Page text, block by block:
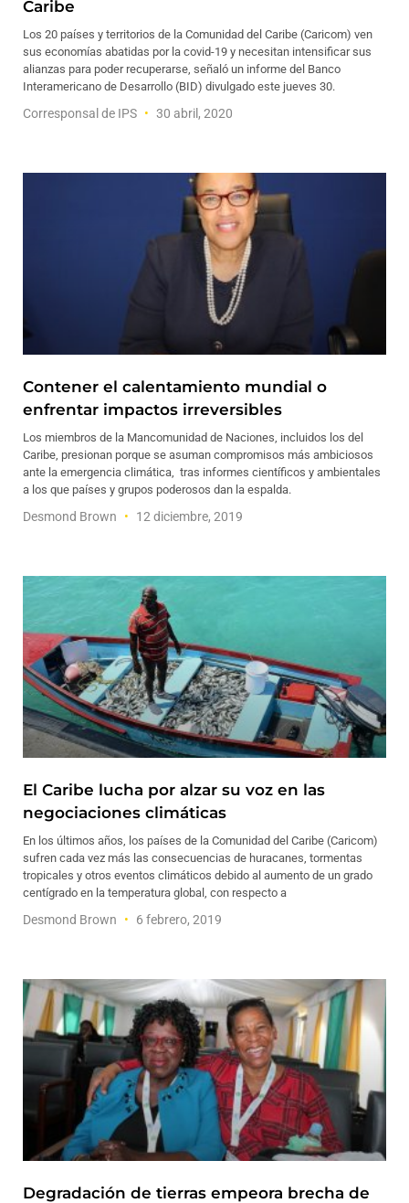
Caribe
Los 20 países y territorios de la Comunidad del Caribe (Caricom) ven
sus economías abatidas por la covid-19 y necesitan intensificar sus
alianzas para poder recuperarse, señaló un informe del Banco
Interamericano de Desarrollo (BID) divulgado este jueves 30.
Corresponsal de IPS 30 abril, 2020
Contener el calentamiento mundial o
enfrentar impactos irreversibles
Los miembros de la Mancomunidad de Naciones, incluidos los del
Caribe, presionan porque se asuman compromisos más ambiciosos
ante la emergencia climática, tras informes científicos y ambientales
a los que países y grupos poderosos dan la espalda.
Desmond Brown 12 diciembre, 2019
El Caribe lucha por alzar su voz en las
negociaciones climáticas
En los últimos años, los países de la Comunidad del Caribe (Caricom)
sufren cada vez más las consecuencias de huracanes, tormentas
tropicales y otros eventos climáticos debido al aumento de un grado
centígrado en la temperatura global, con respecto a
Desmond Brown 6 febrero, 2019
Degradación de tierras empeora brecha de